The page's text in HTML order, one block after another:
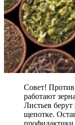
Совет! Против
работают
Листьев
щепотке.